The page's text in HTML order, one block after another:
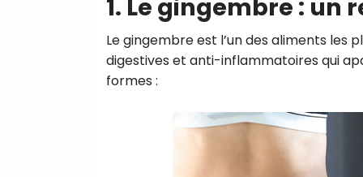
1. Le gingembre :
Le gingembre est l’un des aliments les
digestives et anti-inflammatoires qui
formes :